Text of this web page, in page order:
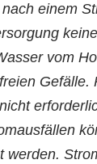
einem
vom
Gefälle.
werden.